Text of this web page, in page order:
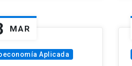
MAR
Aplicada